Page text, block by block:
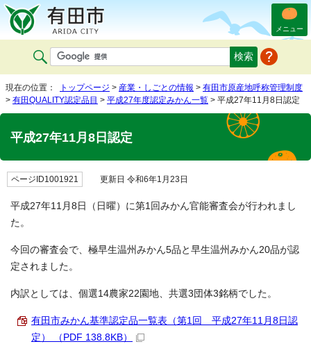
メニュー
現在の位置： トップページ > 産業・しごとの情報 > 有田市原産地呼称管理制度
> 有田QUALITY認定品目 > 平成27年度認定みかん一覧 > 平成27年11月8日認定
平成27年11月8日認定
ページID1001921 更新日 令和6年1月23日
平成27年11月8日（日曜）に第1回みかん官能審査会が行われまし
た。
今回の審査会で、極早生温州みかん5品と早生温州みかん20品が認
定されました。
内訳としては、個選14農家22園地、共選3団体3銘柄でした。
有田市みかん基準認定品一覧表（第1回 平成27年11月8日認
定） （PDF 138.8KB）